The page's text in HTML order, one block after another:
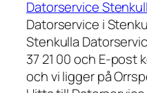
Datorservice
Datorservice i
Stenkulla
37 21 00 och E-post
och vi ligger på